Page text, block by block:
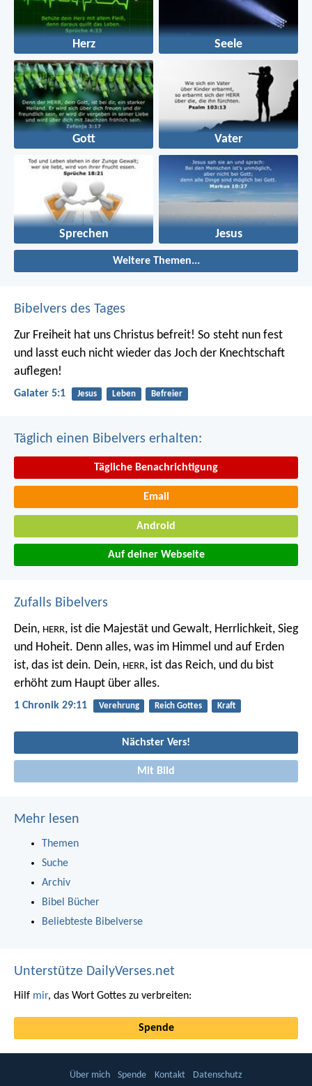
Herz Seele
Gott Vater
Sprechen Jesus
Weitere Themen...
Bibelvers des Tages
Zur Freiheit hat uns Christus befreit! So steht nun fest
und lasst euch nicht wieder das Joch der Knechtschaft
auflegen!
Galater 5:1 Jesus Leben Befreier
Täglich einen Bibelvers erhalten:
Tägliche Benachrichtigung
Email
Android
Auf deiner Webseite
Zufalls Bibelvers
Dein, HERR, ist die Majestät und Gewalt, Herrlichkeit, Sieg
und Hoheit. Denn alles, was im Himmel und auf Erden
ist, das ist dein. Dein, HERR, ist das Reich, und du bist
erhöht zum Haupt über alles.
1 Chronik 29:11 Verehrung Reich Gottes Kraft
Nächster Vers!
Mit Bild
Mehr lesen
Themen
Suche
Archiv
Bibel Bücher
Beliebteste Bibelverse
Unterstütze DailyVerses.net
Hilf mir, das Wort Gottes zu verbreiten:
Spende
Über mich Spende Kontakt Datenschutz